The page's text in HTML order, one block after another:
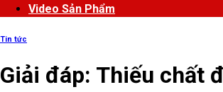
Video Sản Phẩm
Tin tức
Giải đáp: Thiếu chất